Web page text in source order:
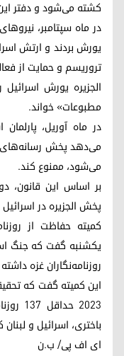
کشته می‌شود و دفتر
در ماه سپتامبر،
یورش بردند و ارتش
تروریسم و حمایت از
الجزیره یورش اسرائیل
مطبوعات» خواند.
در ماه آوریل،
می‌دهد پخش رسانه‌های
می‌شود، ممنوع کند.
پخش الجزیره در
کمیته حفاظت از
یکشنبه گفت که جنگ
روزنامه‌نگاران غزه
2023
باختری، اسرائیل و
ای اف پی/ ب.ن